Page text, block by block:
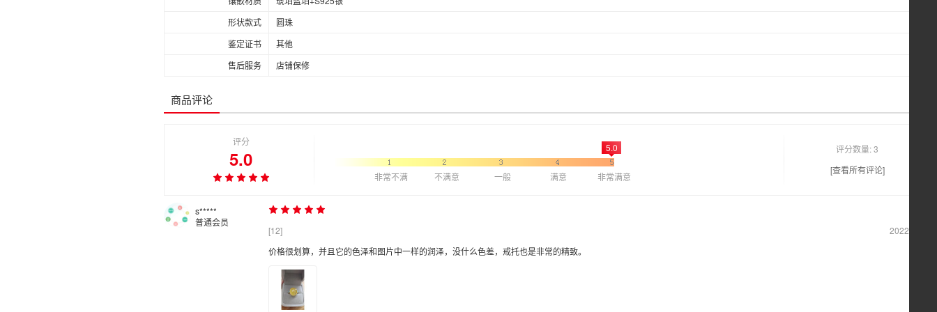
形状款式
圆珠
鉴定证书
其他
售后服务
店铺保修
商品评论
评分
5.0 5.0
非常不满 不满意 一般 满意 非常满意
评分数量: 3
[查看所有评论]
s*****
普通会员
[12]
2022-12-19
价格很划算，并且它的色泽和图片中一样的润泽，没什么色差，戒托也是非常的精致。